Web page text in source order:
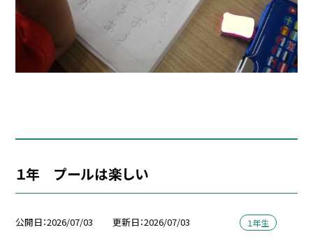
１年 プールは楽しい
公開日 2026/07/03 更新日 2026/07/03 １年生